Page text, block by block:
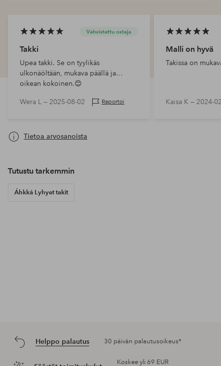
Vahvistettu ostaja
Takki
Upea takki. Se on tyylikäs
ulkonäöltään, mukava päällä ja
oikean kokoinen.😊
Wera L — 2025-08-02 Raportoi
Malli on hyvä
Takissa on
Kaisa K — 2024-
Tietoa arvosanoista
Tutustu tarkemmin
Áhkká Lyhyet takit
Helppo palautus 30 päivän palautusoikeus*
Koskee yli 69 EUR